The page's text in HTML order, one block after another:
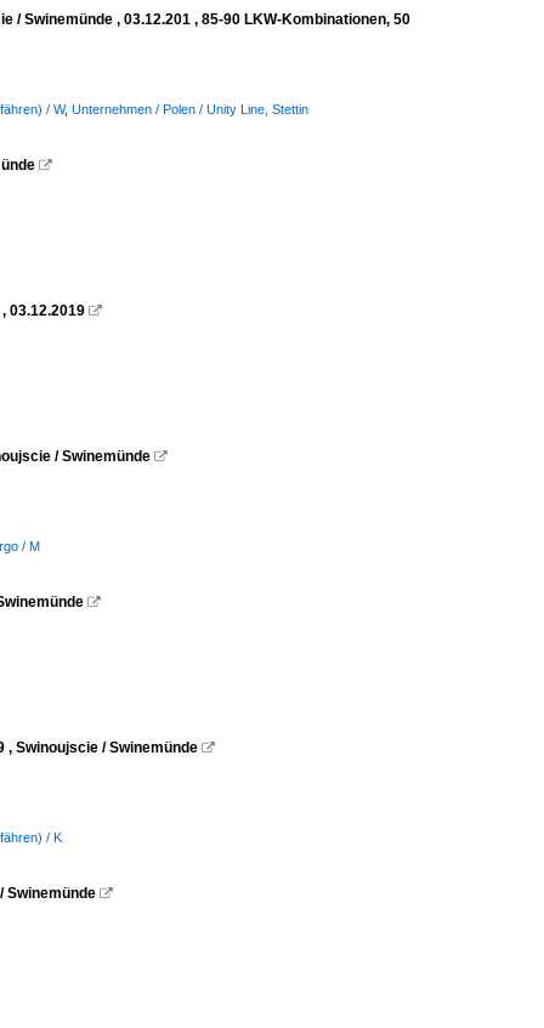
/ Swinemünde , 03.12.201 , 85-90 LKW-Kombinationen, 50
/ W, Unternehmen / Polen / Unity Line, Stettin

03.12.2019 
/ Swinemünde 
/ M

, Swinoujscie / Swinemünde 
/ K
Swinemünde 